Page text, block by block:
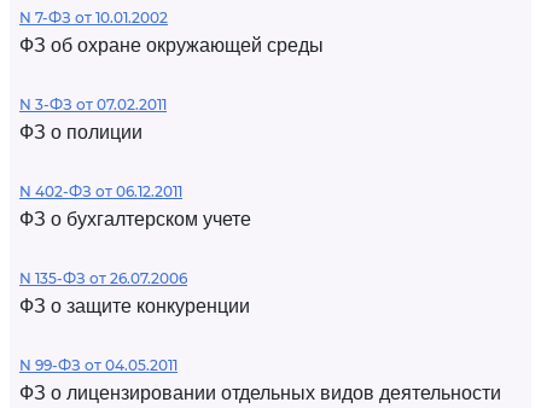
N 7-ФЗ от 10.01.2002
ФЗ об охране окружающей среды
N 3-ФЗ от 07.02.2011
ФЗ о полиции
N 402-ФЗ от 06.12.2011
ФЗ о бухгалтерском учете
N 135-ФЗ от 26.07.2006
ФЗ о защите конкуренции
N 99-ФЗ от 04.05.2011
ФЗ о лицензировании отдельных видов деятельности